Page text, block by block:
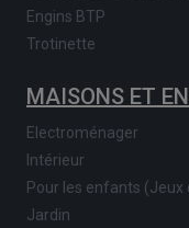
Engins BTP
Trotinette
MAISONS ET
Electroménager
Intérieur
Pour les enfants
Jardin